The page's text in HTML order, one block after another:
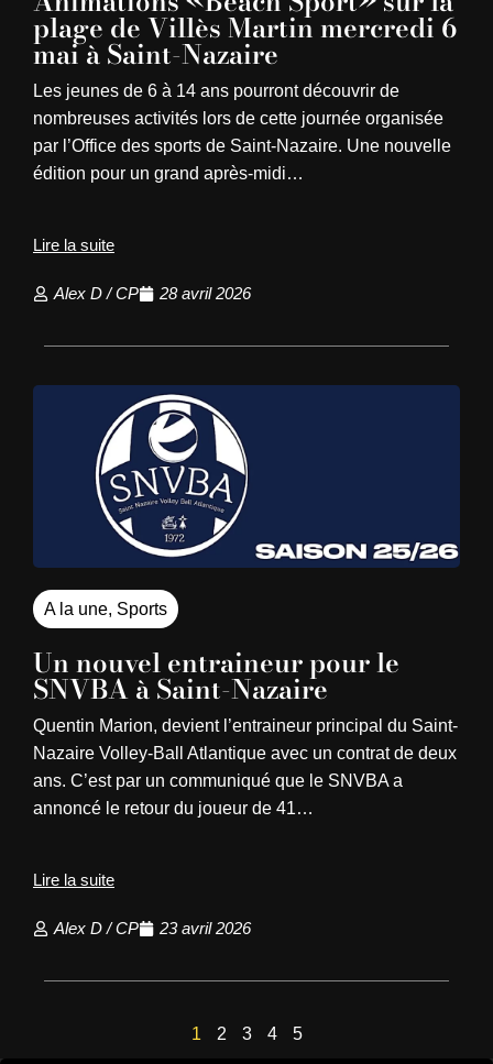
plage de Villès Martin mercredi 6
mai à Saint-Nazaire
Les jeunes de 6 à 14 ans pourront découvrir de
nombreuses activités lors de cette journée organisée
par l’Office des sports de Saint-Nazaire. Une nouvelle
édition pour un grand après-midi…
Lire la suite
Alex D / CP 28 avril 2026
A la une, Sports
Un nouvel entraineur pour le
SNVBA à Saint-Nazaire
Quentin Marion, devient l’entraineur principal du Saint-
Nazaire Volley-Ball Atlantique avec un contrat de deux
ans. C’est par un communiqué que le SNVBA a
annoncé le retour du joueur de 41…
Lire la suite
Alex D / CP 23 avril 2026
1 2 3 4 5